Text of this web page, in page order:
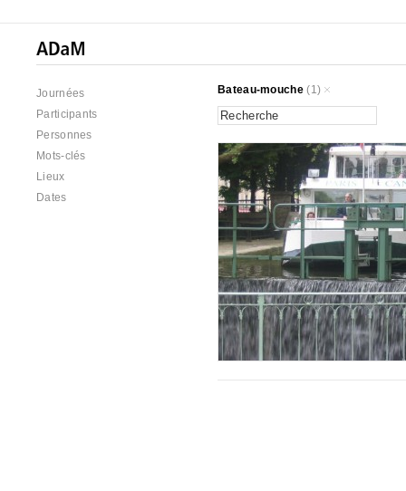
Journées
Participants
Personnes
Mots-clés
Lieux
Dates
Bateau-mouche(1)